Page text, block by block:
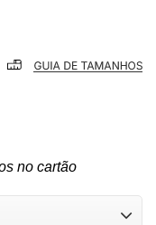
no cartão